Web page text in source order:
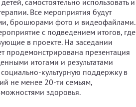
самостоятельно использовать и
Все мероприятия будут
брошюрами фото и видеофайлами.
с подведением итогов, где
в проекте. На заседании
продемонстрирована презентация
итогами и результатами
культурную поддержку в
не менее 20-ти семьям,
здоровья.